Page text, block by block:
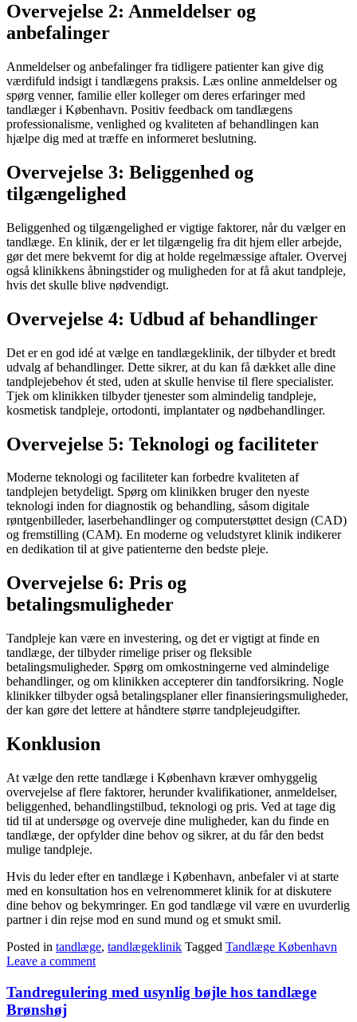
Overvejelse 2: Anmeldelser og
anbefalinger
Anmeldelser og anbefalinger fra tidligere patienter kan give dig
værdifuld indsigt i tandlægens praksis. Læs online anmeldelser og
spørg venner, familie eller kolleger om deres erfaringer med
tandlæger i København. Positiv feedback om tandlægens
professionalisme, venlighed og kvaliteten af behandlingen kan
hjælpe dig med at træffe en informeret beslutning.
Overvejelse 3: Beliggenhed og
tilgængelighed
Beliggenhed og tilgængelighed er vigtige faktorer, når du vælger en
tandlæge. En klinik, der er let tilgængelig fra dit hjem eller arbejde,
gør det mere bekvemt for dig at holde regelmæssige aftaler. Overvej
også klinikkens åbningstider og muligheden for at få akut tandpleje,
hvis det skulle blive nødvendigt.
Overvejelse 4: Udbud af behandlinger
Det er en god idé at vælge en tandlægeklinik, der tilbyder et bredt
udvalg af behandlinger. Dette sikrer, at du kan få dækket alle dine
tandplejebehov ét sted, uden at skulle henvise til flere specialister.
Tjek om klinikken tilbyder tjenester som almindelig tandpleje,
kosmetisk tandpleje, ortodonti, implantater og nødbehandlinger.
Overvejelse 5: Teknologi og faciliteter
Moderne teknologi og faciliteter kan forbedre kvaliteten af
tandplejen betydeligt. Spørg om klinikken bruger den nyeste
teknologi inden for diagnostik og behandling, såsom digitale
røntgenbilleder, laserbehandlinger og computerstøttet design (CAD)
og fremstilling (CAM). En moderne og veludstyret klinik indikerer
en dedikation til at give patienterne den bedste pleje.
Overvejelse 6: Pris og
betalingsmuligheder
Tandpleje kan være en investering, og det er vigtigt at finde en
tandlæge, der tilbyder rimelige priser og fleksible
betalingsmuligheder. Spørg om omkostningerne ved almindelige
behandlinger, og om klinikken accepterer din tandforsikring. Nogle
klinikker tilbyder også betalingsplaner eller finansieringsmuligheder,
der kan gøre det lettere at håndtere større tandplejeudgifter.
Konklusion
At vælge den rette tandlæge i København kræver omhyggelig
overvejelse af flere faktorer, herunder kvalifikationer, anmeldelser,
beliggenhed, behandlingstilbud, teknologi og pris. Ved at tage dig
tid til at undersøge og overveje dine muligheder, kan du finde en
tandlæge, der opfylder dine behov og sikrer, at du får den bedst
mulige tandpleje.
Hvis du leder efter en tandlæge i København, anbefaler vi at starte
med en konsultation hos en velrenommeret klinik for at diskutere
dine behov og bekymringer. En god tandlæge vil være en uvurderlig
partner i din rejse mod en sund mund og et smukt smil.
Posted in tandlæge, tandlægeklinik Tagged Tandlæge København
Leave a comment
Tandregulering med usynlig bøjle hos tandlæge
Brønshøj